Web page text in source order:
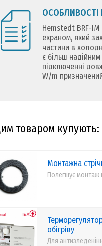
ОСОБЛИВОСТІ
Hemstedt BRF-
екраном, який
частини в
є більш
підключенні
W/m
товаром купують:
Монтажна
Полегшує монтаж
обігріву
Для